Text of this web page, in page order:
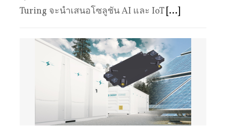
Turing จะนำเสนอโซลูชัน AI และ IoT [...]